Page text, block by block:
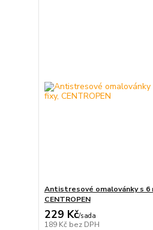
Antistresové omalovánky s 6
CENTROPEN
229 Kč/sada
189 Kč bez DPH